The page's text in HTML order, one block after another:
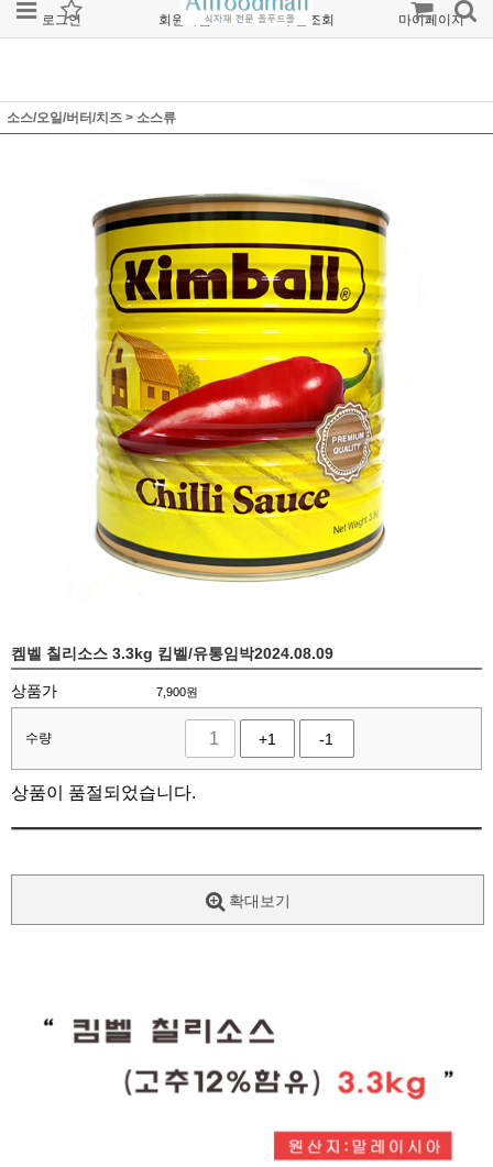
로그인 회원가입 주문조회 마이페이지
소스/오일/버터/치즈 > 소스류
켐벨 칠리소스 3.3kg 킴벨/유통임박2024.08.09
상품가 7,900원
수량 +1 -1
상품이 품절되었습니다.
확대보기